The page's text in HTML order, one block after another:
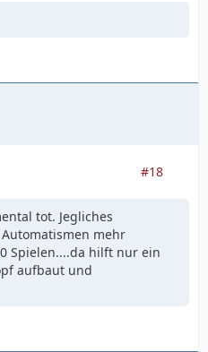
#18
tot. Jegliches
mehr
Spielen....da hilft nur ein
aufbaut und